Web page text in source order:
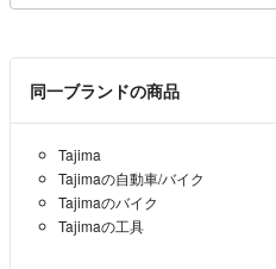
同一ブランドの商品
Tajima
Tajimaの自動車/バイク
Tajimaのバイク
Tajimaの工具